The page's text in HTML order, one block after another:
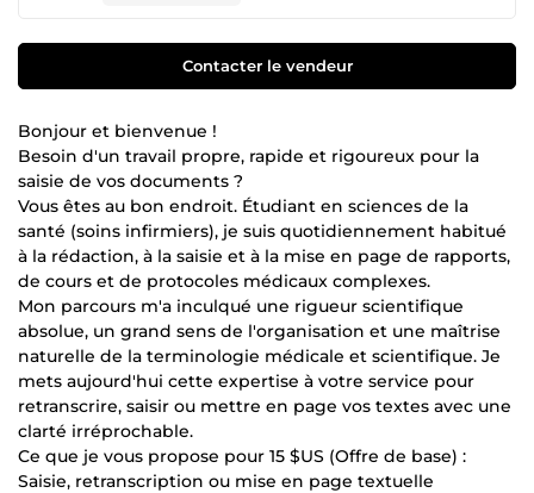
Contacter le vendeur
Bonjour et bienvenue !
Besoin d'un travail propre, rapide et rigoureux pour la
saisie de vos documents ?
Vous êtes au bon endroit. Étudiant en sciences de la
santé (soins infirmiers), je suis quotidiennement habitué
à la rédaction, à la saisie et à la mise en page de rapports,
de cours et de protocoles médicaux complexes.
Mon parcours m'a inculqué une rigueur scientifique
absolue, un grand sens de l'organisation et une maîtrise
naturelle de la terminologie médicale et scientifique. Je
mets aujourd'hui cette expertise à votre service pour
retranscrire, saisir ou mettre en page vos textes avec une
clarté irréprochable.
Ce que je vous propose pour 15 $US (Offre de base) :
Saisie, retranscription ou mise en page textuelle